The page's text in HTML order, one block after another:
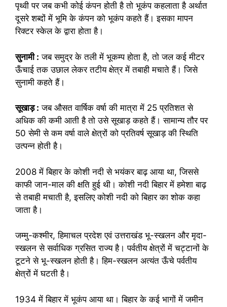
पृथ्वी पर जब कभी कोई कंपन होती है तो भूकंप कहलाता है अर्थात
दूसरे शब्दों में भूमि के कंपन को भूकंप कहते हैं। इसका मापन
रिक्टर स्केल के द्वारा होता है।
सुनामी : जब समुद्र के तली में भूकम्प होता है, तो जल कई मीटर
ऊँचाई तक उछाल लेकर तटीय क्षेत्र में तबाही मचाते हैं। जिसे
सुनामी कहते हैं।
सूखाड़ : जब औसत वार्षिक वर्षा की मात्रा में 25 प्रतिशत से
अधिक की कमी आती है तो उसे सूखाड़ कहते हैं। सामान्य तौर पर
50 सेमी से कम वर्षा वाले क्षेत्रों को प्रतिवर्ष सूखाड़ की स्थिति
उत्पन्न होती है।
2008 में बिहार के कोशी नदी से भयंकर बाढ़ आया था, जिससे
काफी जान-माल की क्षति हुई थी। कोशी नदी बिहार में हमेशा बाढ़
से तबाही मचाती है, इसलिए कोशी नदी को बिहार का शोक कहा
जाता है।
जम्मु-कश्मीर, हिमाचल प्रदेश एवं उत्तराखंड भू-स्खलन और मृदा-
स्खलन से सर्वाधिक ग्रसित राज्य है। पर्वतीय क्षेत्रों में चट्टानों के
टूटने से भू-स्खलन होती है। हिम-स्खलन अत्यंत ऊँचे पर्वतीय
क्षेत्रों में घटती है।
1934 में बिहार में भूकंप आया था। बिहार के कई भागों में जमीन